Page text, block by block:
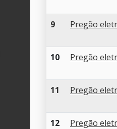
9 Pregão
10 Pregão
11 Pregão
12 Pregão